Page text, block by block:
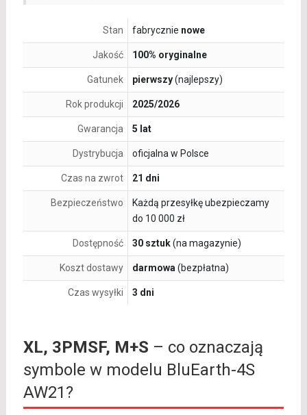
Stan fabrycznie nowe
Jakość 100% oryginalne
Gatunek pierwszy(najlepszy)
Rok produkcji 2025/2026
Gwarancja 5 lat
Dystrybucja oficjalna w Polsce
Czas na zwrot 21 dni
Bezpieczeństwo
Każdą przesyłkę ubezpieczamy
do 10 000 zł
Dostępność 30 sztuk(na magazynie)
Koszt dostawy darmowa (bezpłatna)
Czas wysyłki 3 dni
XL, 3PMSF, M+S – co oznaczają
symbole w modelu BluEarth-4S
AW21?